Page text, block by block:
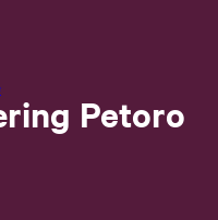
Petoro